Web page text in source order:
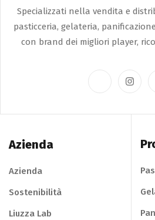
Specializzati nella vendita e
pasticceria, gelateria,
con brand dei migliori player,
Azienda
Azienda
Sostenibilità
Liuzza Lab